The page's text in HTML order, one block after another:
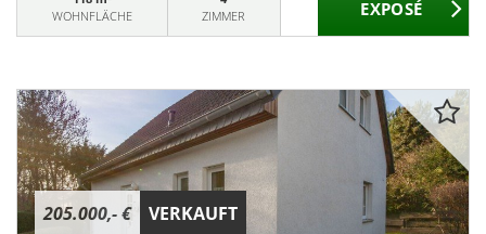
WOHNFLÄCHE
ZIMMER
205.000,- € VERKAUFT